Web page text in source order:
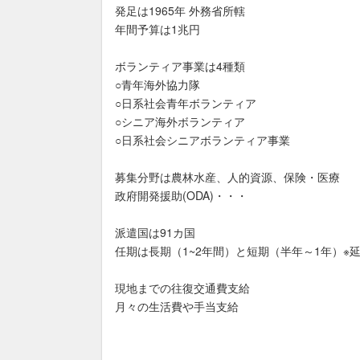
発足は1965年 外務省所轄
年間予算は1兆円
ボランティア事業は4種類
○青年海外協力隊
○日系社会青年ボランティア
○シニア海外ボランティア
○日系社会シニアボランティア事業
募集分野は農林水産、人的資源、保険・医療
政府開発援助(ODA)・・・
派遣国は91カ国
任期は長期（1~2年間）と短期（半年～1年）※
現地までの往復交通費支給
月々の生活費や手当支給